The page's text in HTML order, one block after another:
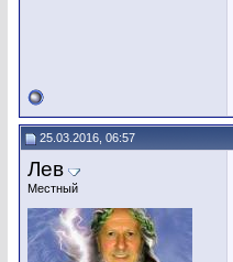
25.03.2016, 06:57
Лев
Местный